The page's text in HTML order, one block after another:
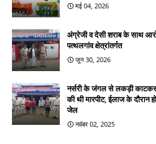
मई 04, 2026
अंग्रेजी व देसी शराब के साथ
पत्थलगांव क्षेत्रांतर्गत
जून 30, 2026
नर्सरी के जंगल से लकड़ी
की थी मारपीट, ईलाज के दौरान
जेल
नवंबर 02, 2025